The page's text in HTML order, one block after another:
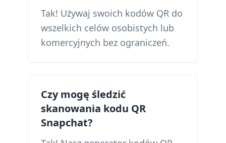
Tak! Używaj swoich kodów QR do
wszelkich celów osobistych lub
komercyjnych bez ograniczeń.
Czy mogę śledzić
skanowania kodu QR
Snapchat?